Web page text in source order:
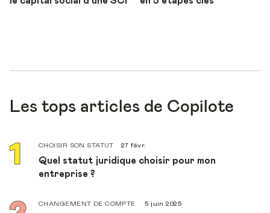
Les tops articles de Copilote
CHOISIR SON STATUT 27 févr.
Quel statut juridique choisir pour mon
entreprise ?
CHANGEMENT DE COMPTE 5 juin 2025